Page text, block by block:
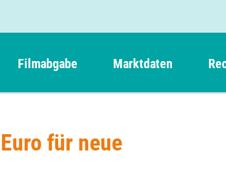
Sitzungstermine
Filmabgabe
Filmabgabe von Videoprogrammanbietern
Marktdaten
Short Tiger
und Vision Kino
für neue